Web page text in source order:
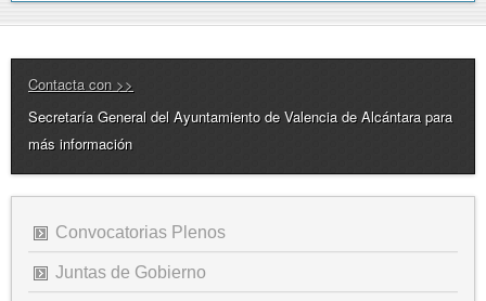
Contacta con >>
Secretaría General del Ayuntamiento de Valencia de Alcántara para
más información
Convocatorias Plenos
Juntas de Gobierno